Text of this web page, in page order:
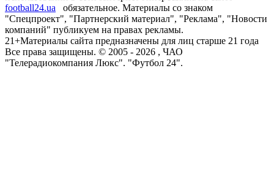
football24.ua
обязательное. Материалы со знаком
"Спецпроект", "Партнерский материал", "Реклама", "Новости
компаний" публикуем на правах рекламы.
21+Материалы сайта предназначены для лиц старше 21 года
Все права защищены. © 2005 - 2026 , ЧАО
"Телерадиокомпания Люкс". "Футбол 24".